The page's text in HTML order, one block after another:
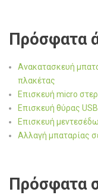
Πρόσφατα
Ανακατασκευή
πλακέτας
Επισκευή micro
Επισκευή θύρας
Επισκευή
Αλλαγή μπαταρίας
Πρόσφατα